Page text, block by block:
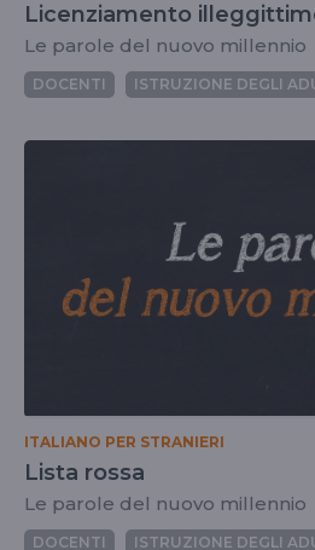
Licenziamento
Le parole del nuovo millennio
DOCENTI ISTRUZIONE DEGLI
ITALIANO PER STRANIERI
Lista rossa
Le parole del nuovo millennio
DOCENTI ISTRUZIONE DEGLI